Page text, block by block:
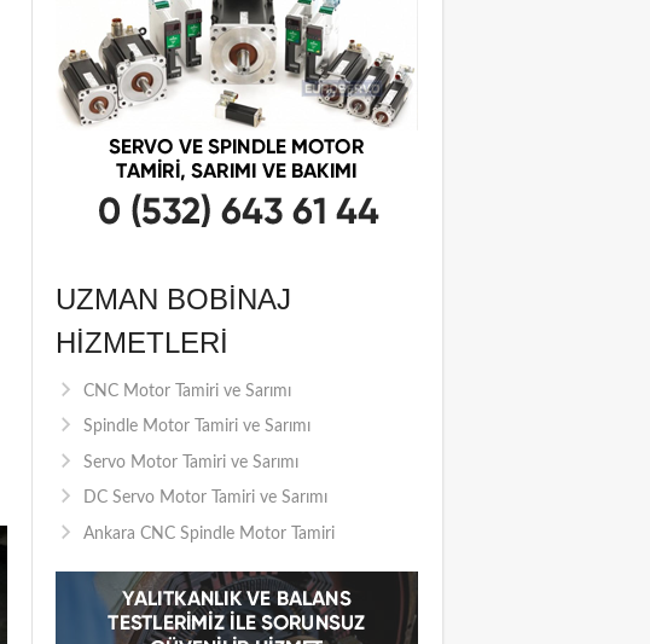
UZMAN BOBINAJ
HIZMETLERI
CNC Motor Tamiri ve Sarımı
Spindle Motor Tamiri ve Sarımı
Servo Motor Tamiri ve Sarımı
DC Servo Motor Tamiri ve Sarımı
Ankara CNC Spindle Motor Tamiri